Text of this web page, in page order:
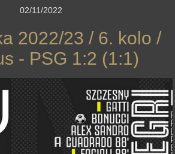
02/11/2022
2022/23 / 6. kolo /
- PSG 1:2 (1:1)